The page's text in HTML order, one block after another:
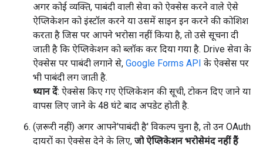
अगर कोई व्यक्ति, पाबंदी वाली सेवा को ऐक्सेस करने वाले ऐसे
ऐप्लिकेशन को इंस्टॉल करने या उसमें साइन इन करने की कोशिश
करता है जिस पर आपने भरोसा नहीं किया है, तो उसे सूचना दी
जाती है कि ऐप्लिकेशन को ब्लॉक कर दिया गया है. Drive सेवा के
ऐक्सेस पर पाबंदी लगाने से, Google Forms API के ऐक्सेस पर
भी पाबंदी लग जाती है.
ध्यान दें: ऐक्सेस किए गए ऐप्लिकेशन की सूची, टोकन दिए जाने या
वापस लिए जाने के 48 घंटे बाद अपडेट होती है.
(ज़रूरी नहीं) अगर आपने'पाबंदी है' विकल्प चुना है, तो उन OAuth
दायरों का ऐक्सेस देने के लिए, जो ऐप्लिकेशन भरोसेमंद नहीं हैं